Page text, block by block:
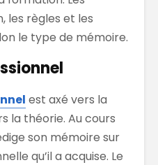
les règles et les
le type de mémoire.
est axé vers la
la théorie. Au cours
son mémoire sur
qu’il a acquise. Le